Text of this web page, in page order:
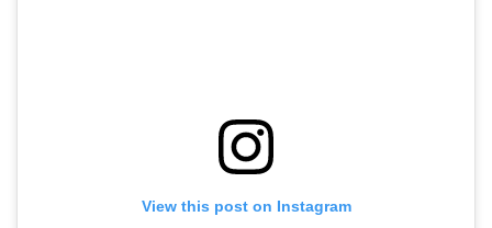
View this post on Instagram